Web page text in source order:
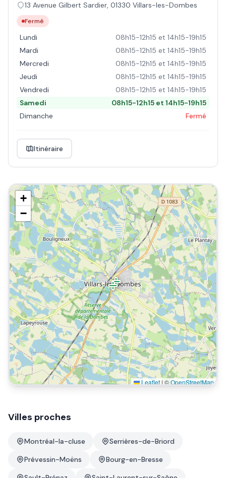
13 Avenue Gilbert Sardier, 01330 Villars-les-Dombes
Fermé
Lundi
08h15-12h15 et 14h15-19h15
Mardi
08h15-12h15 et 14h15-19h15
Mercredi
08h15-12h15 et 14h15-19h15
Jeudi
08h15-12h15 et 14h15-19h15
Vendredi
08h15-12h15 et 14h15-19h15
Samedi
08h15-12h15 et 14h15-19h15
Dimanche
Fermé
Itinéraire
+
−
Leaflet | ©OpenStreetMap
Villes proches
Montréal-la-cluse
Serrières-de-Briord
Prévessin-Moëns
Bourg-en-Bresse